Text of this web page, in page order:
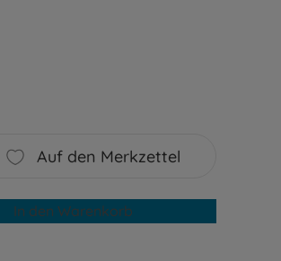
Auf den Merkzettel
In den Warenkorb